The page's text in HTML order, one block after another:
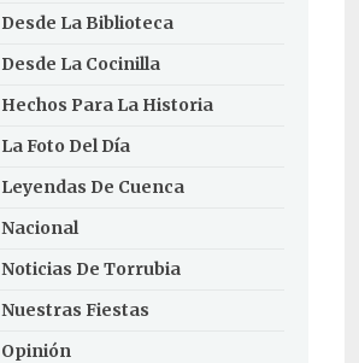
Desde La Biblioteca
Desde La Cocinilla
Hechos Para La Historia
La Foto Del Día
Leyendas De Cuenca
Nacional
Noticias De Torrubia
Nuestras Fiestas
Opinión